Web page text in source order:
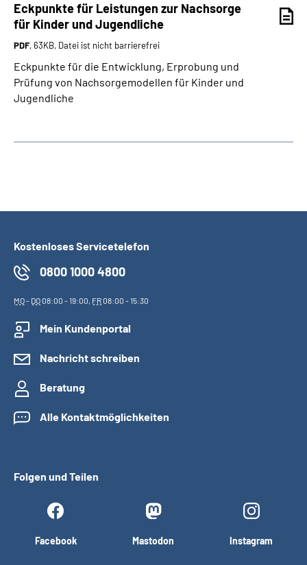
Eckpunkte für Leistungen zur Nachsorge
für Kinder und Jugendliche
PDF, 63KB, Datei ist nicht barrierefrei
Eckpunkte für die Entwicklung, Erprobung und
Prüfung von Nachsorgemodellen für Kinder und
Jugendliche
Kostenloses Servicetelefon
0800 1000 4800
MO- DO08:00 - 19:00, FR08:00 - 15:30
Mein Kundenportal
Nachricht schreiben
Beratung
Alle Kontaktmöglichkeiten
Folgen und Teilen
Facebook Mastodon Instagram